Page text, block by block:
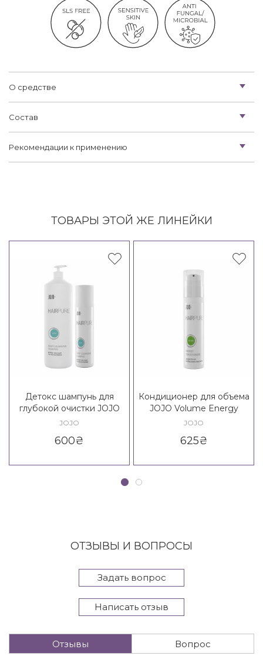
О средстве
Состав
Рекомендации к применению
ТОВАРЫ ЭТОЙ ЖЕ ЛИНЕЙКИ
Детокс шампунь для
глубокой очистки JOJO
Detox Deep Cleansing
JOJO
600₴
Кондиционер для объема
JOJO Volume Energy
Conditioner
JOJO
625₴
ОТЗЫВЫ И ВОПРОСЫ
Задать вопрос
Написать отзыв
Отзывы Вопрос